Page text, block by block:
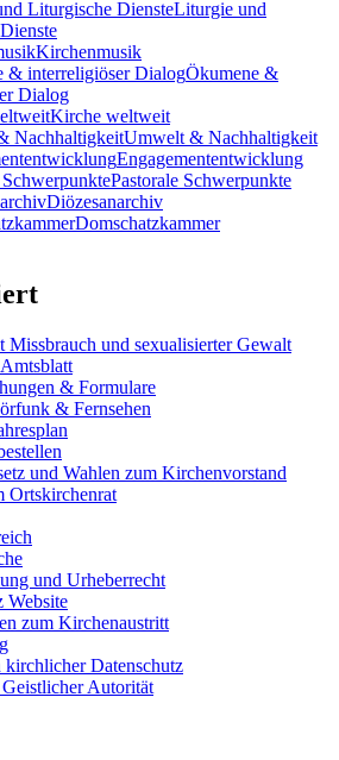
Liturgie und
Kirchenmusik
Ökumene &
Dialog
Kirche weltweit
Umwelt & Nachhaltigkeit
Engagemententwicklung
Pastorale Schwerpunkte
Diözesanarchiv
Domschatzkammer
Missbrauch und sexualisierter Gewalt
& Formulare
& Fernsehen
und Wahlen zum Kirchenvorstand
Ortskirchenrat
und Urheberrecht
Website
zum Kirchenaustritt
kirchlicher Datenschutz
Autorität